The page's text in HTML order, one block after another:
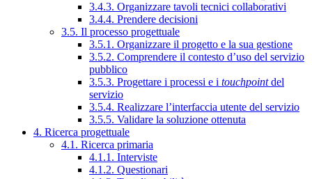
3.4.3. Organizzare tavoli tecnici collaborativi
3.4.4. Prendere decisioni
3.5. Il processo progettuale
3.5.1. Organizzare il progetto e la sua gestione
3.5.2. Comprendere il contesto d’uso del servizio
pubblico
3.5.3. Progettare i processi e i touchpointdel
servizio
3.5.4. Realizzare l’interfaccia utente del servizio
3.5.5. Validare la soluzione ottenuta
4. Ricerca progettuale
4.1. Ricerca primaria
4.1.1. Interviste
4.1.2. Questionari